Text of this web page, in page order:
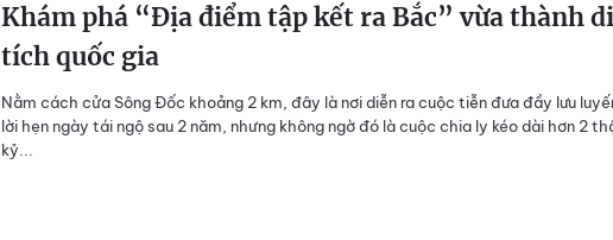
Khám phá “Địa điểm tập kết ra Bắc” vừa thành di
tích quốc gia
Nằm cách cửa Sông Đốc khoảng 2 km, đây là nơi diễn ra cuộc tiễn đưa đầy lưu
lời hẹn ngày tái ngộ sau 2 năm, nhưng không ngờ đó là cuộc chia ly kéo dài hơn 2
kỷ...